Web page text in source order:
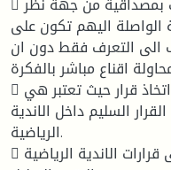
الواصلة اليهم تكون على
الى التعرف فقط دون ان
اقناع مباشر بالفكرة .
 الصحف الرياضية تساعد على اتخاذ قرار حيث تعتبر هي
السليم داخل الاندية
الرياضية.
 وسائل الاعلام المكتوبة تؤثر على قرارات الاندية الرياضية